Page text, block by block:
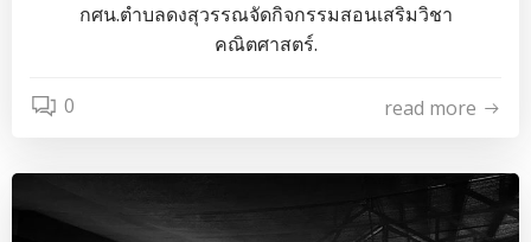
กศน.ตำบลดงสุวรรณจัดกิจกรรมสอนเสริมวิชา
คณิตศาสตร์.
0 read more